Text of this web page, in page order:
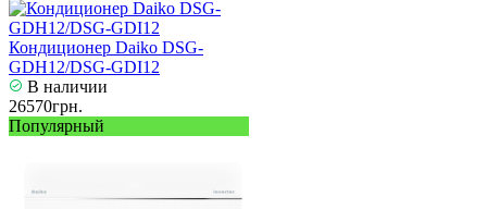
Кондиционер Daiko DSG-
GDH12/DSG-GDI12
В наличии
26570грн.
Популярный